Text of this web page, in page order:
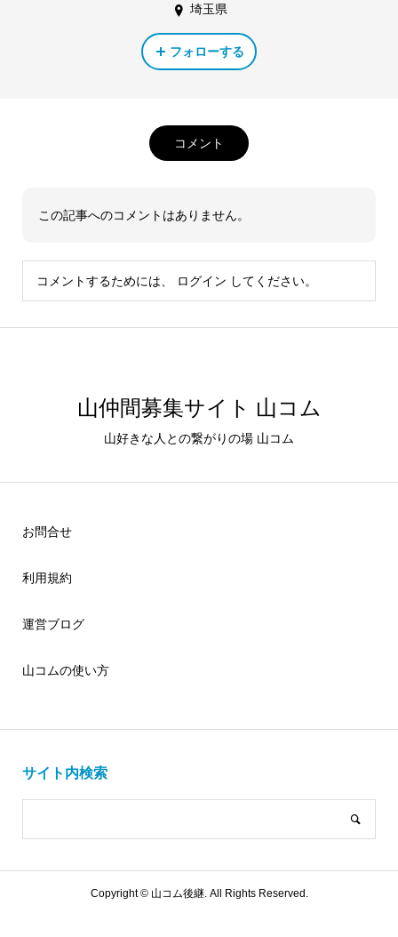
埼玉県
フォローする
コメント
この記事へのコメントはありません。
コメントするためには、 ログイン してください。
山仲間募集サイト 山コム
山好きな人との繋がりの場 山コム
お問合せ
利用規約
運営ブログ
山コムの使い方
サイト内検索
Copyright ©山コム後継. All Rights Reserved.